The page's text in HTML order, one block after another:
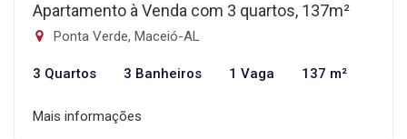
Apartamento à Venda com 3 quartos, 137m²
Ponta Verde, Maceió-AL
3 Quartos 3 Banheiros 1 Vaga 137 m²
Mais informações